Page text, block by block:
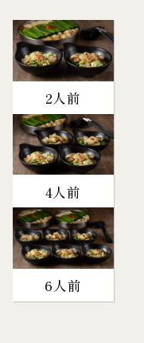
2人前
4人前
6人前